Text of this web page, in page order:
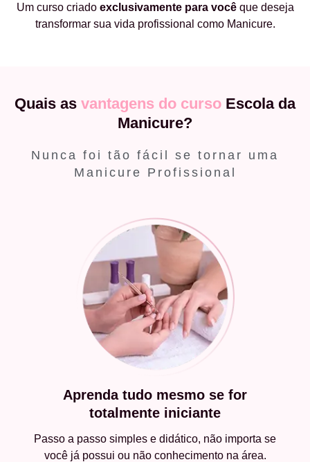
Um curso criado exclusivamente para vocêque deseja
transformar sua vida profissional como Manicure.
Quais as vantagens do curso Escola da
Manicure?
Nunca foi tão fácil se tornar uma
Manicure Profissional
Aprenda tudo mesmo se for
totalmente iniciante
Passo a passo simples e didático, não importa se
você já possui ou não conhecimento na área.